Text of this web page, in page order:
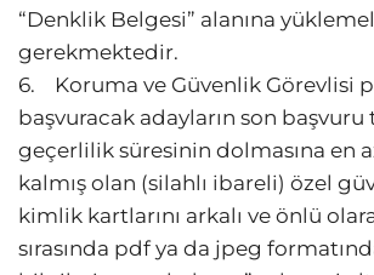
“Denklik Belgesi” alanına
gerekmektedir.
6. Koruma ve Güvenlik Görevlisi
başvuracak adayların son
geçerlilik süresinin dolmasına en
kalmış olan (silahlı ibareli) özel
kimlik kartlarını arkalı ve önlü
sırasında pdf ya da jpeg